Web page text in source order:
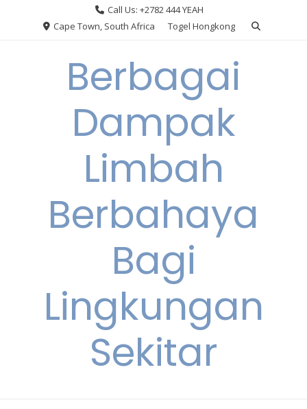
Call Us: +2782 444 YEAH
Cape Town, South Africa
Togel Hongkong
Berbagai
Dampak
Limbah
Berbahaya
Bagi
Lingkungan
Sekitar